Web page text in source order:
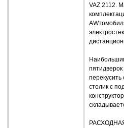
VAZ 2112.
столик с